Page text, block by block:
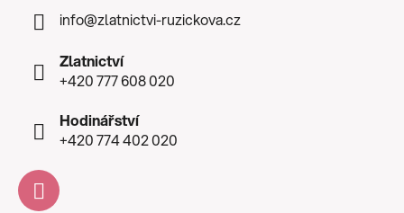
info@zlatnictvi-ruzickova.cz
Zlatnictví
+420 777 608 020
Hodinářství
+420 774 402 020